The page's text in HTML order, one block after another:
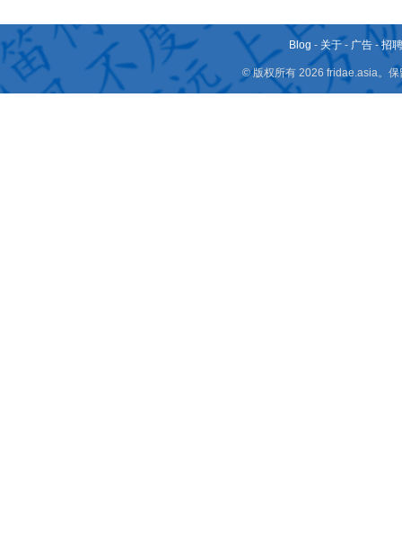
Blog - 关于 - 广告 -招
© 版权所有 2026 fridae.asia。